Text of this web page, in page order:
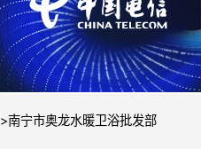
>南宁市奥龙水暖卫浴批发部